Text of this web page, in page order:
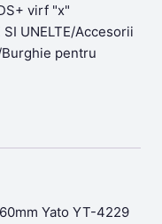
virf "x"
SI UNELTE/Accesorii
pentru
Yato YT-4229